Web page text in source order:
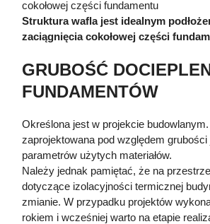
Struktura wafla jest idealnym
zaciągnięcia cokołowej części
GRUBOŚĆ
FUNDAMENTÓW
Określona jest w projekcie budowlanym.
zaprojektowana pod względem grubości
parametrów użytych materiałów.
Należy jednak pamiętać, że na
dotyczące izolacyjności termicznej
zmianie. W przypadku projektów
rokiem i wcześniej warto na etapie